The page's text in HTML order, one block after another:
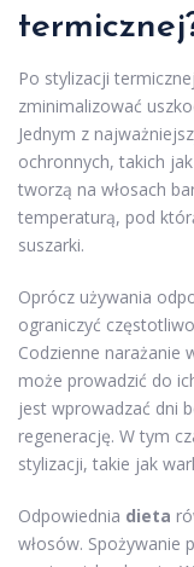
Po stylizacji
zminimalizować
Jednym z
ochronnych, takich jak
tworzą na włosach
temperaturą, pod
suszarki.
Oprócz używania
ograniczyć
Codzienne narażanie
może prowadzić do
jest wprowadzać dni
regenerację. W tym
stylizacji, takie jak
Odpowiednia dieta
włosów. Spożywanie